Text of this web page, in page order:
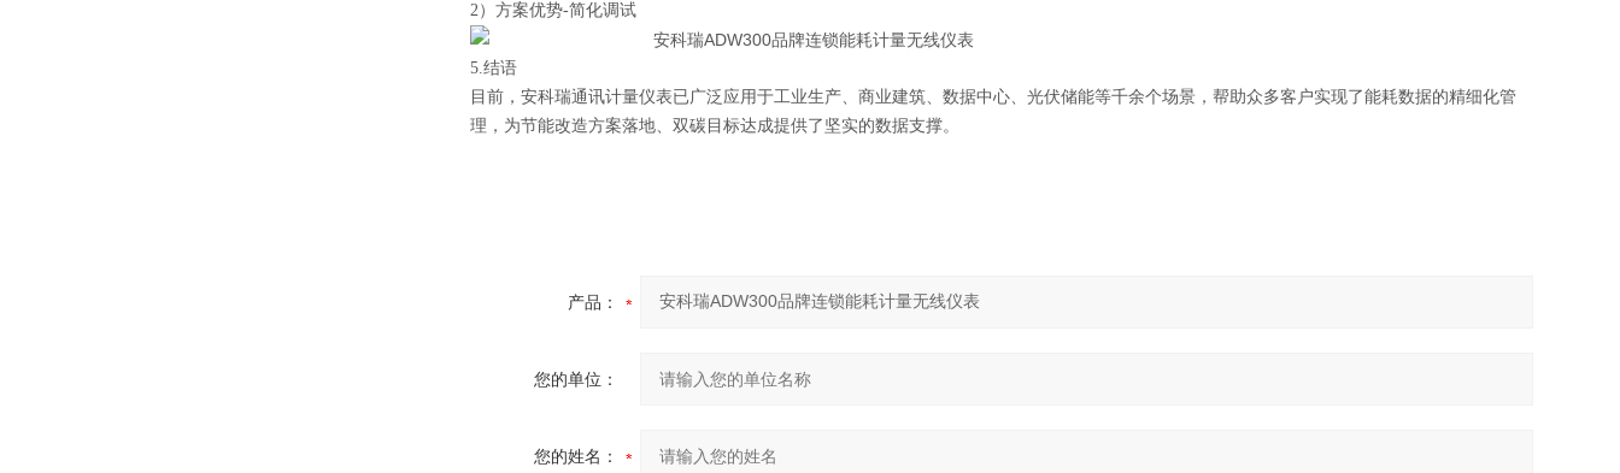
2）方案优势-简化调试
5.结语
目前，安科瑞通讯计量仪表已广泛应用于工业生产、商业建筑、数据中心、光伏储能等千余个场景，帮助众多客户实现了能耗数据的精细化管
理，为节能改造方案落地、双碳目标达成提供了坚实的数据支撑。
产品：
您的单位：
您的姓名：